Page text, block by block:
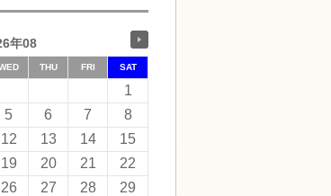
年08
THU FRI SAT
1
5 6 7
8
12 13 14
15
19 20 21
22
26 27 28
29